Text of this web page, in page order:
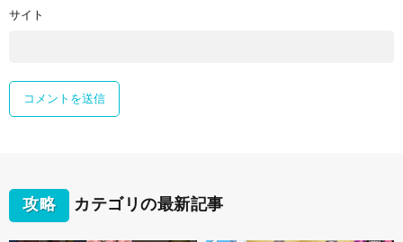
サイト
攻略 カテゴリの最新記事